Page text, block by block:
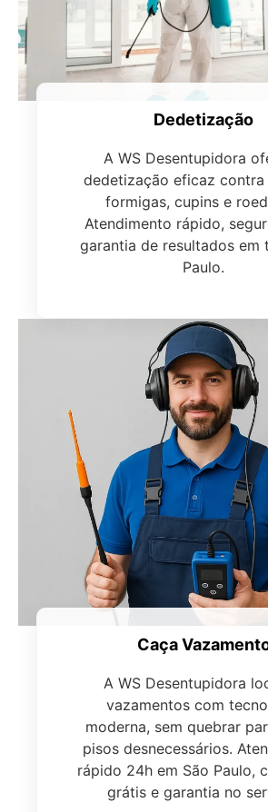
Dedetização
A WS Desentupidora
dedetização eficaz contra
formigas, cupins e
Atendimento rápido,
garantia de resultados em
Paulo.
Caça
A WS Desentupidora
vazamentos com
moderna, sem quebrar
pisos desnecessários.
rápido 24h em São Paulo,
grátis e garantia no